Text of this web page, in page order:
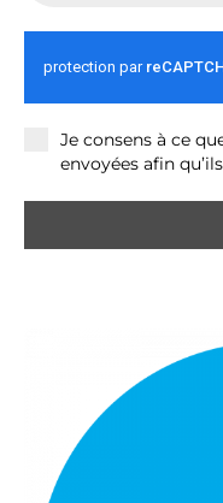
Je consens à ce
envoyées afin